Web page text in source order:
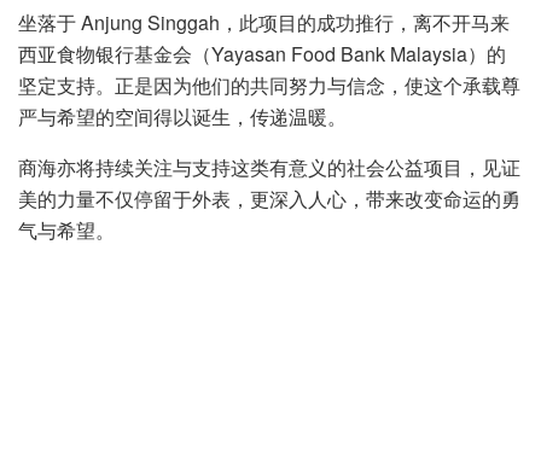
坐落于 Anjung Singgah，此项目的成功推行，离不开马来
西亚食物银行基金会（Yayasan Food Bank Malaysia）的
坚定支持。正是因为他们的共同努力与信念，使这个承载尊
严与希望的空间得以诞生，传递温暖。
商海亦将持续关注与支持这类有意义的社会公益项目，见证
美的力量不仅停留于外表，更深入人心，带来改变命运的勇
气与希望。